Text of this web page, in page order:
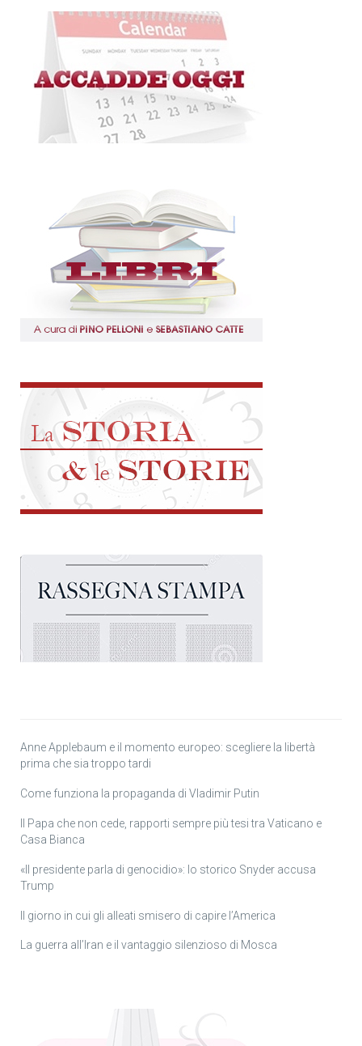
Anne Applebaum e il momento europeo: scegliere la libertà
prima che sia troppo tardi
Come funziona la propaganda di Vladimir Putin
Il Papa che non cede, rapporti sempre più tesi tra Vaticano e
Casa Bianca
«Il presidente parla di genocidio»: lo storico Snyder accusa
Trump
Il giorno in cui gli alleati smisero di capire l’America
La guerra all’Iran e il vantaggio silenzioso di Mosca